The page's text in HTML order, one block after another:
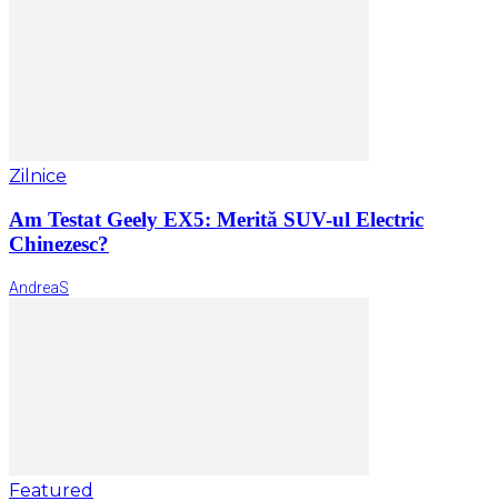
Zilnice
Am Testat Geely EX5: Merită SUV-ul Electric
Chinezesc?
AndreaS
Featured